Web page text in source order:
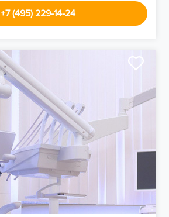
+7 (495) 229-14-24